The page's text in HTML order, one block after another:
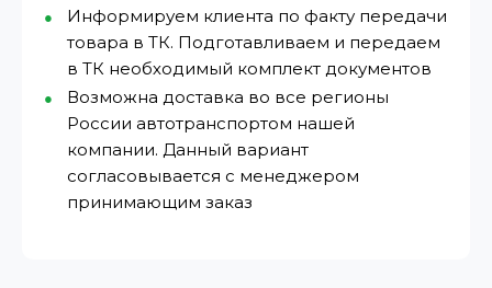
Информируем клиента по факту передачи
товара в ТК. Подготавливаем и передаем
в ТК необходимый комплект документов
Возможна доставка во все регионы
России автотранспортом нашей
компании. Данный вариант
согласовывается с менеджером
принимающим заказ